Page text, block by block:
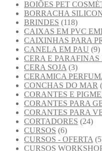
BOIÕES PET
BORRACHA
BRINDES (118)
CAIXAS EM PVC
CAIXINHAS PARA
CANELA EM PAU (9)
CERA E
CERA SOJA (3)
CERAMICA
CONCHAS DO MAR
CORANTES E
CORANTES PARA
CORANTES PARA
CORTADORES (24)
CURSOS (6)
CURSOS - OFERTA
CURSOS